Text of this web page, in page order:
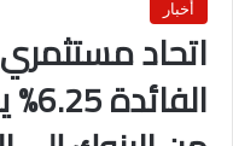
أخبار
اتحاد